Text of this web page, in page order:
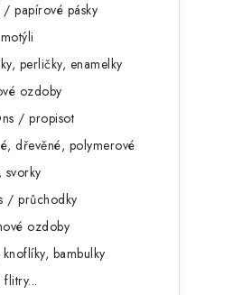
/ papírové pásky
perličky, enamelky
ozdoby
/ propisot
dřevěné, polymerové
svorky
/ průchodky
ozdoby
knoflíky, bambulky